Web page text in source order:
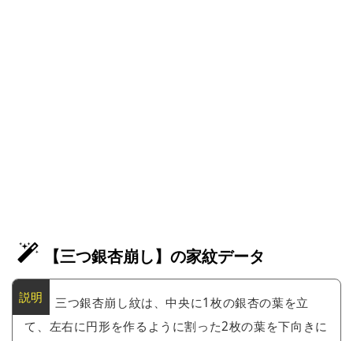
【三つ銀杏崩し】の家紋データ
三つ銀杏崩し紋は、中央に1枚の銀杏の葉を立
て、左右に円形を作るように割った2枚の葉を下向きに